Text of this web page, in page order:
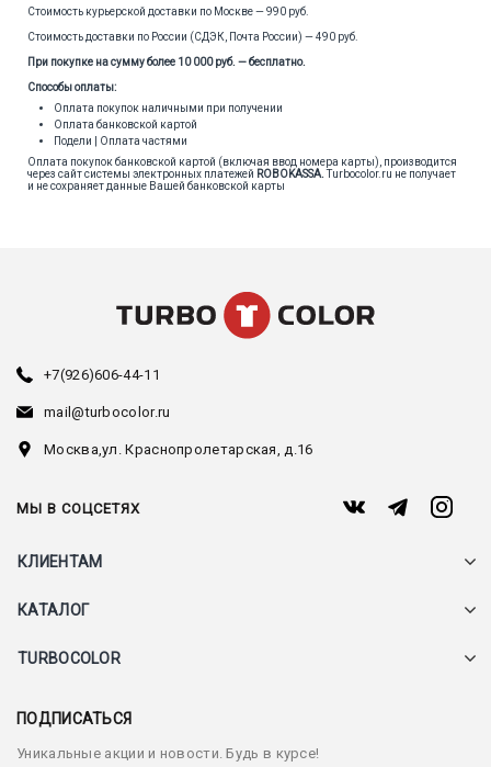
Стоимость курьерской доставки по Москве — 990 руб.
Стоимость доставки по России (СДЭК, Почта России) — 490 руб.
При покупке на сумму более 10 000 руб. — бесплатно.
Способы оплаты:
Оплата покупок наличными при получении
Оплата банковской картой
Подели | Оплата частями
Оплата покупок банковской картой (включая ввод номера карты), производится
через сайт системы электронных платежей ROBOKASSA.Turbocolor.ru не получает
и не сохраняет данные Вашей банковской карты
+7(926)606-44-11
mail@turbocolor.ru
Москва,ул. Краснопролетарская, д.16
МЫ В СОЦСЕТЯХ
КЛИЕНТАМ
КАТАЛОГ
TURBOCOLOR
ПОДПИСАТЬСЯ
Уникальные акции и новости. Будь в курсе!